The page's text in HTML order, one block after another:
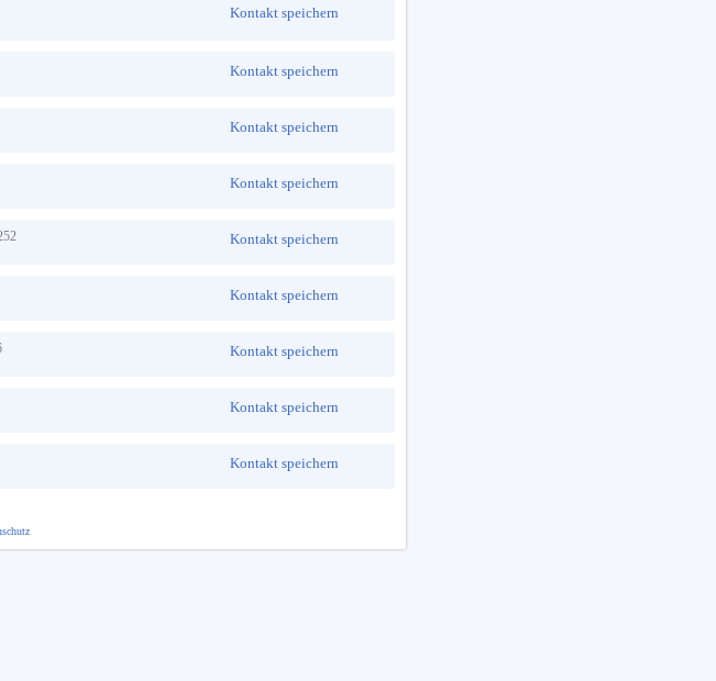
Kontakt speichern
Kontakt speichern
Kontakt speichern
Kontakt speichern
Kontakt speichern
Kontakt speichern
Kontakt speichern
Kontakt speichern
Kontakt speichern